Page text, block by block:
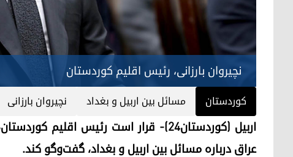
نچیروان بارزانی، رئیس اقلیم کوردستان
کوردستان مسائل بین اربیل و بغداد نچیروان بارزانی
اربیل (کوردستان٢٤)- قرار است رئیس
عراق درباره مسائل بین اربیل و بغداد، گفت‌وگو کند.